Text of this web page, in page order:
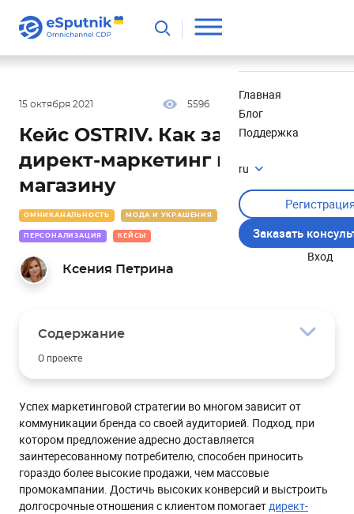
Главная
Блог
Поддержка
ru
Заказать
Вход
15 октября 2021 5596
ОМНИКАНАЛЬНОСТЬ МОДА И УКРАШЕНИЯ СЕГМЕНТАЦИЯ
ПЕРСОНАЛИЗАЦИЯ КЕЙСЫ
Кейс OSTRIV. Как запустить
директ-маркетинг интернет-
магазину
Ксения Петрина
Содержание
О проекте
Задачи
Решение
Создание мастер-шаблона
Welcome-цепочка
Подтверждение email
Приветственная серия для подписчиков
Успех маркетинговой стратегии во многом зависит от
коммуникации бренда со своей аудиторией. Подход, при
котором предложение адресно доставляется
заинтересованному потребителю, способен приносить
гораздо более высокие продажи, чем массовые
промокампании. Достичь высоких конверсий и выстроить
долгосрочные отношения с клиентом помогаетдирект-